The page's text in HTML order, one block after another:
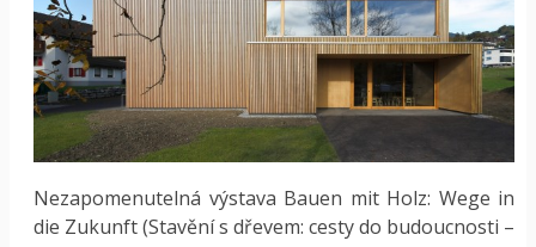
Nezapomenutelná výstava Bauen mit Holz: Wege in
die Zukunft (Stavění s dřevem: cesty do budoucnosti –